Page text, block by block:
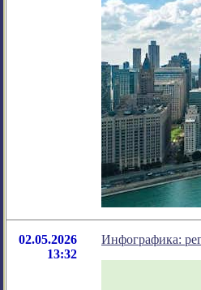
02.05.2026
13:32
Инфографика: